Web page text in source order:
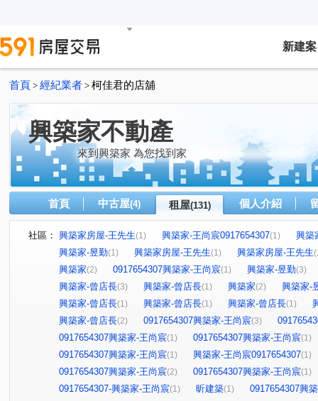
新建案
首頁 > 經紀業者 > 柯佳君的店舖
興築家不動產
來到興築家 為您找到家
首頁 中古屋(4) 租屋(131) 個人介紹
社區： 興築家房屋-王先生(1) 興築家-王尚宸0917654307(1)
興築
興築家-昱勤(1) 興築家房屋-王先生(1) 興築家房屋-王先生
興築家(2) 0917654307興築家-王尚宸(1) 興築家-昱勤(3)
興築家-曾店長(3) 興築家-曾店長(1) 興築家(2)
興築家-
興築家-曾店長(1) 興築家-曾店長(1) 興築家-曾店長(1)
興築家-曾店長(2) 0917654307興築家-王尚宸(3)
0917654307興築家-王尚宸(1) 0917654307興築家-王尚宸(1)
0917654307興築家-王尚宸(1) 興築家-王尚宸0917654307(1)
0917654307興築家-王尚宸(2) 0917654307興築家-王尚宸(1)
0917654307-興築家-王尚宸(1) 昕建築(1)
0917654307興